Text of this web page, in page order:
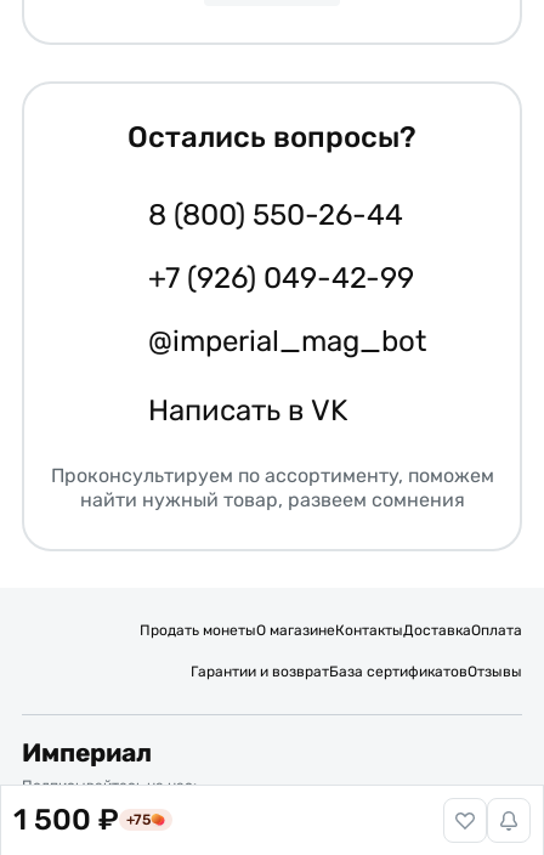
1 500 ₽ +75
Остались вопросы?
8 (800) 550-26-44
+7 (926) 049-42-99
@imperial_mag_bot
Написать в VK
Проконсультируем по ассортименту, поможем
найти нужный товар, развеем сомнения
Продать монетыО магазинеКонтактыДоставкаОплата
Гарантии и возвратБаза сертификатовОтзывы
Империал
Подписывайтесь на нас:
Вакансии